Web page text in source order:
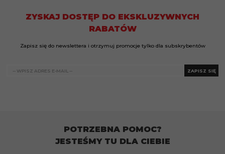
ZYSKAJ DOSTĘP DO EKSKLUZYWNYCH
RABATÓW
Zapisz się do newslettera i otrzymuj promocje tylko dla subskrybentów
ZAPISZ SIĘ
POTRZEBNA POMOC?
JESTEŚMY TU DLA CIEBIE